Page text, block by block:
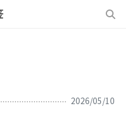
2026/05/10